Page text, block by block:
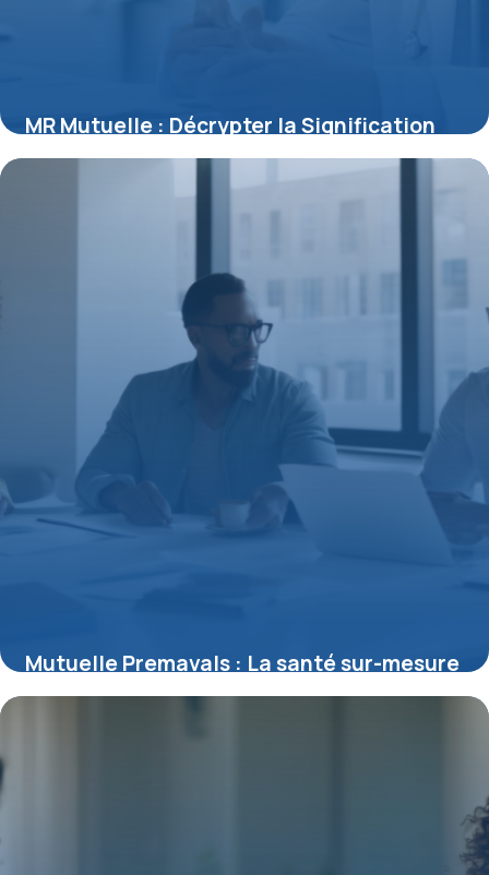
MR Mutuelle : Décrypter la Signification
derrière ce Sigle Santé
Mutuelle Premavals : La santé sur-mesure
pour tous les profils